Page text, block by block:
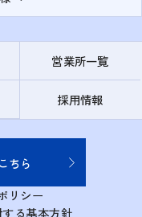
営業所一覧
採用情報
ちら
リシー
る基本方針